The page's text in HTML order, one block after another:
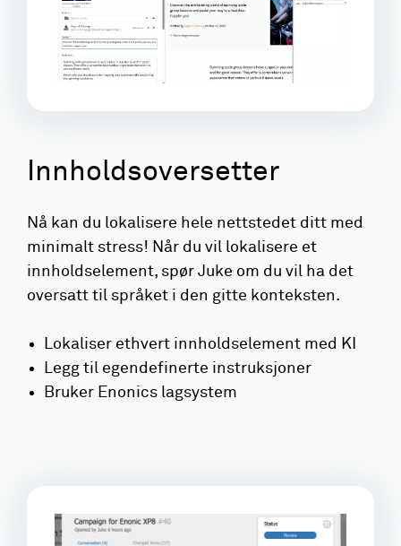
Innholdsoversetter
Nå kan du lokalisere hele nettstedet ditt med
minimalt stress! Når du vil lokalisere et
innholdselement, spør Juke om du vil ha det
oversatt til språket i den gitte konteksten.
Lokaliser ethvert innholdselement med KI
Legg til egendefinerte instruksjoner
Bruker Enonics lagsystem